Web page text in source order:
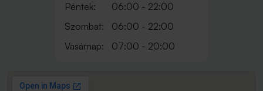
Péntek:
06:00 - 22:00
Szombat:
06:00 - 22:00
Vasárnap:
07:00 - 20:00